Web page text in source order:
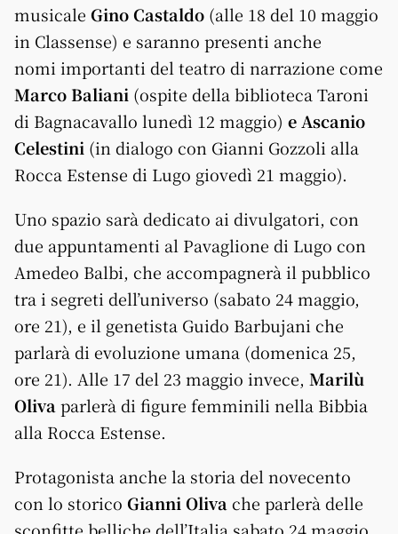
musicale Gino Castaldo (alle 18 del 10 maggio
in Classense) e saranno presenti anche
nomi importanti del teatro di narrazione come
Marco Baliani (ospite della biblioteca Taroni
di Bagnacavallo lunedì 12 maggio) e Ascanio
Celestini (in dialogo con Gianni Gozzoli alla
Rocca Estense di Lugo giovedì 21 maggio).
Uno spazio sarà dedicato ai divulgatori, con
due appuntamenti al Pavaglione di Lugo con
Amedeo Balbi, che accompagnerà il pubblico
tra i segreti dell’universo (sabato 24 maggio,
ore 21), e il genetista Guido Barbujani che
parlarà di evoluzione umana (domenica 25,
ore 21). Alle 17 del 23 maggio invece, Marilù
Oliva parlerà di figure femminili nella Bibbia
alla Rocca Estense.
Protagonista anche la storia del novecento
con lo storico Gianni Oliva che parlerà delle
sconfitte belliche dell’Italia sabato 24 maggio